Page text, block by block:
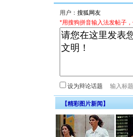
用户：
*用搜狗拼音输入法发帖子
设为辩论话题
【精彩图片新闻】